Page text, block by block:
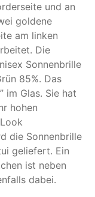
und an
goldene
am linken
Die
Sonnenbrille
85%. Das
im Glas. Sie hat
hohen
die Sonnenbrille
geliefert. Ein
ist neben
dabei.